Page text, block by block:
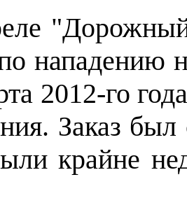
нападению
2012-го
Заказ
крайне